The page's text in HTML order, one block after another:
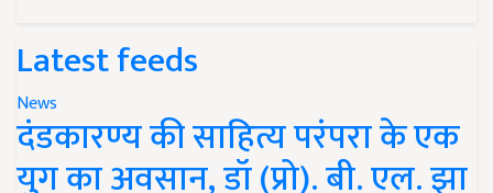
Latest feeds
News
दंडकारण्य की साहित्य परंपरा के एक
युग का अवसान, डॉ (प्रो). बी. एल. झा